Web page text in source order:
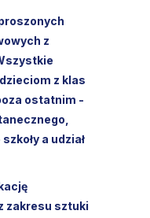
z
z klas
ostatnim -
a udział
zakresu sztuki